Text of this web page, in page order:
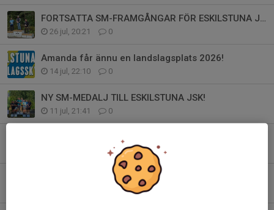
FORTSATTA SM-FRAMGÅNGAR FÖR ESKILSTUNA JSK!
26 jul, 20:21 0
Amanda får ännu en landslagsplats 2026!
14 jul, 22:10 0
NY SM-MEDALJ TILL ESKILSTUNA JSK!
11 jul, 21:41 0
0
FLER SM-MEDALJER TILL ESKILSTUNA JSK!